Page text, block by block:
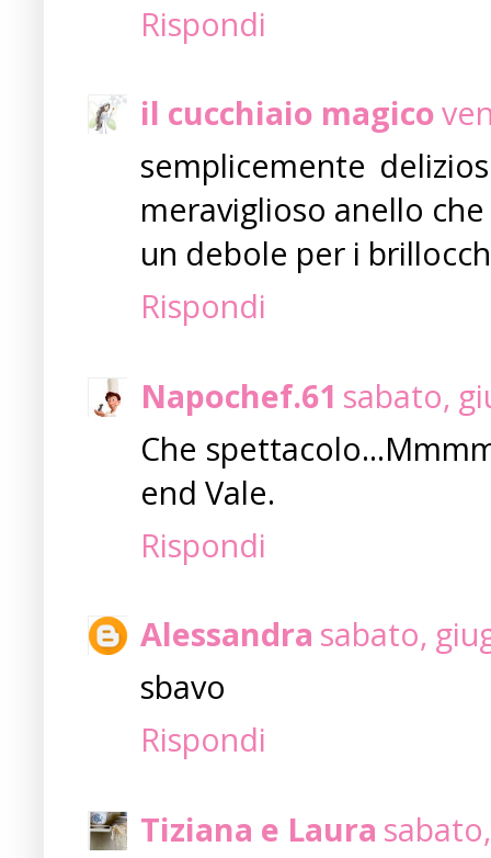
Rispondi
il cucchiaio magico
semplicemente
meraviglioso anello
un debole per i
Rispondi
Napochef.61 sabato,
Che
end Vale.
Rispondi
Alessandra sabato,
sbavo
Rispondi
Tiziana e Laura